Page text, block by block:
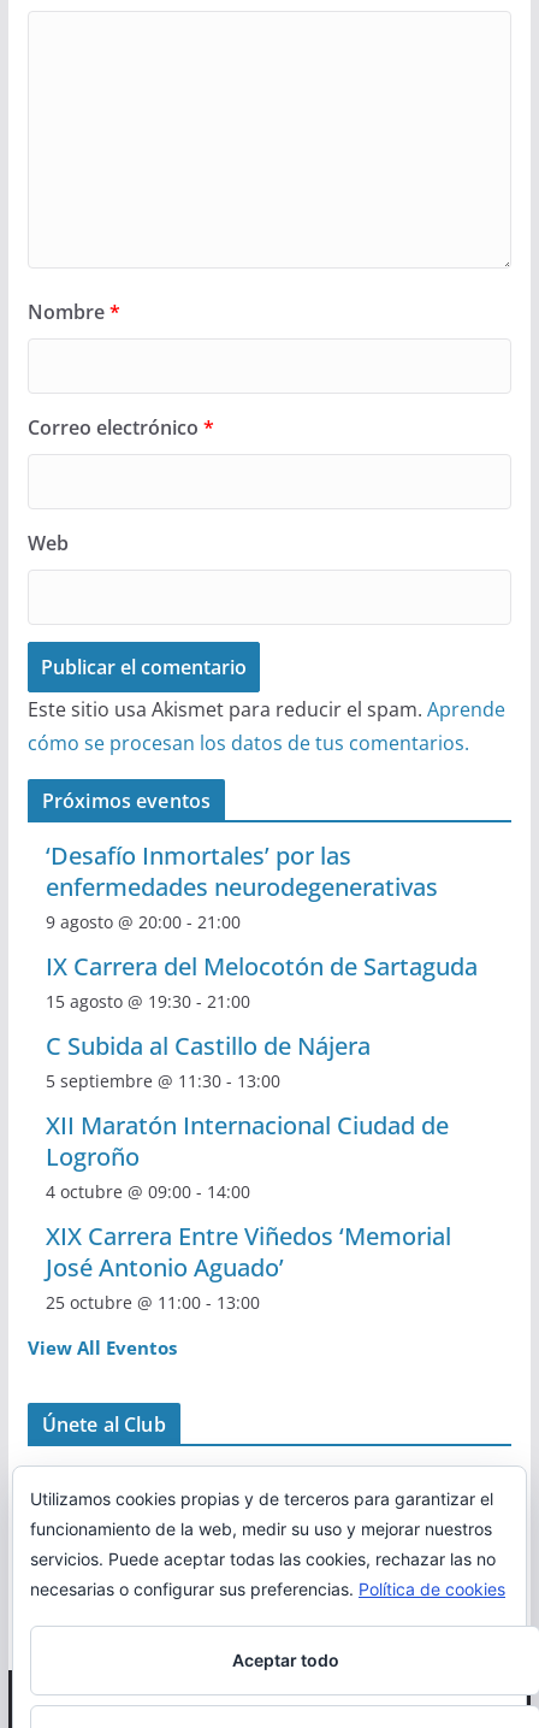
Nombre*
Correo electrónico *
Web
Este sitio usa Akismet para reducir el spam. Aprende
cómo se procesan los datos de tus comentarios.
Próximos eventos
‘Desafío Inmortales’ por las
enfermedades neurodegenerativas
9 agosto @ 20:00- 21:00
IX Carrera del Melocotón de Sartaguda
15 agosto @ 19:30- 21:00
C Subida al Castillo de Nájera
5 septiembre @ 11:30- 13:00
XII Maratón Internacional Ciudad de
Logroño
4 octubre @ 09:00- 14:00
XIX Carrera Entre Viñedos ‘Memorial
José Antonio Aguado’
25 octubre @ 11:00- 13:00
View All Eventos
Únete al Club
Utilizamos cookies propias y de terceros para garantizar el
funcionamiento de la web, medir su uso y mejorar nuestros
servicios. Puede aceptar todas las cookies, rechazar las no
necesarias o configurar sus preferencias. Política de cookies
Aceptar todo